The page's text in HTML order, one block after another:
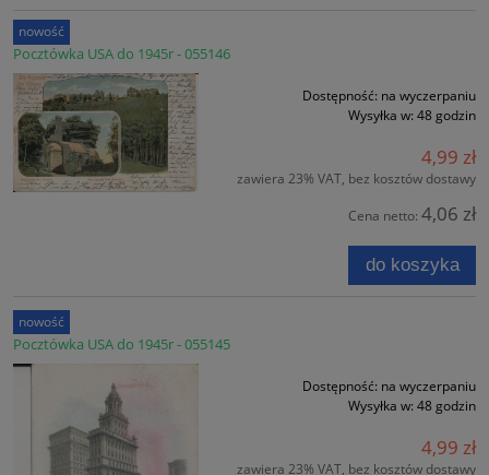
Pocztówka USA do 1945r - 055146
Dostępność: na wyczerpaniu
Wysyłka w: 48 godzin
4,99 zł
zawiera 23% VAT, bez kosztów dostawy
Cena netto: 4,06 zł
do koszyka
nowość
Pocztówka USA do 1945r - 055145
Dostępność: na wyczerpaniu
Wysyłka w: 48 godzin
4,99 zł
zawiera 23% VAT, bez kosztów dostawy
nowość